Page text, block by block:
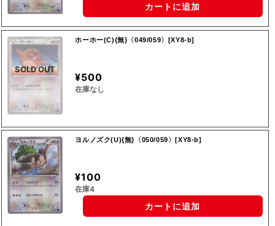
カートに追加
SOLD OUT
ホーホー(C){無}〈049/059〉[XY8-b]
¥500
在庫なし
ヨルノズク(U){無}〈050/059〉[XY8-b]
¥100
在庫4
カートに追加